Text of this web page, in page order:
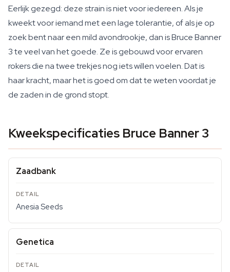
Eerlijk gezegd: deze strain is niet voor iedereen. Als je
kweekt voor iemand met een lage tolerantie, of als je op
zoek bent naar een mild avondrookje, dan is Bruce Banner
3 te veel van het goede. Ze is gebouwd voor ervaren
rokers die na twee trekjes nog iets willen voelen. Dat is
haar kracht, maar het is goed om dat te weten voordat je
de zaden in de grond stopt.
Kweekspecificaties Bruce Banner 3
Zaadbank
Anesia Seeds
Genetica